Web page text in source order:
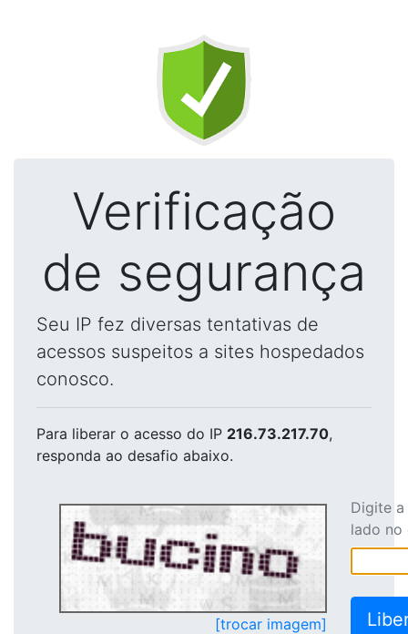
Verificação
de segurança
Seu IP fez diversas tentativas de
acessos suspeitos a sites hospedados
conosco.
Para liberar o acesso do IP 216.73.217.70,
responda ao desafio abaixo.
[trocar imagem]
Digite
lado no